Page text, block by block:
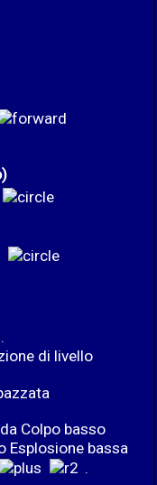
di livello
Colpo basso
Esplosione bassa
.